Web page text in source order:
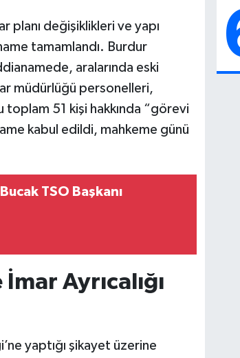
planı değişiklikleri ve yapı
tamamlandı. Burdur
aralarında eski
müdürlüğü personelleri,
51 kişi hakkında “görevi
kabul edildi, mahkeme günü
TSO Başkanı
Ayrıcalığı
yaptığı şikayet üzerine